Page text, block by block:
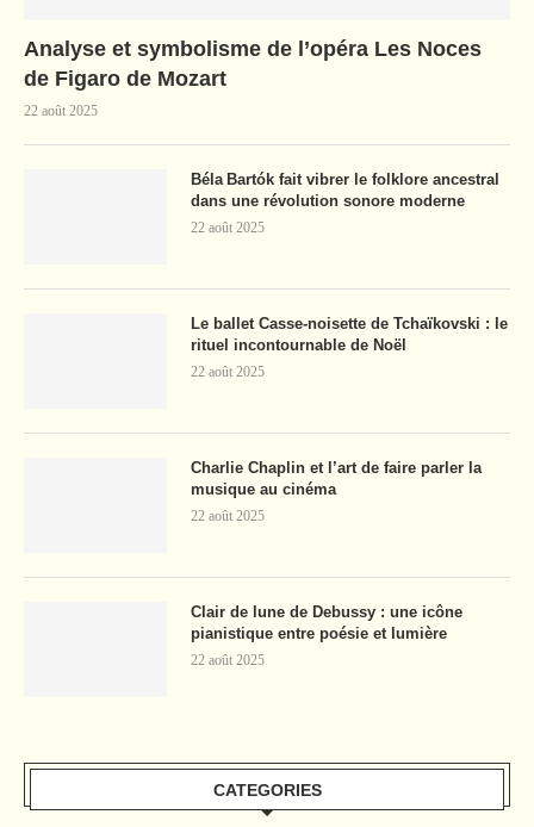
Analyse et symbolisme de l’opéra Les Noces
de Figaro de Mozart
22 août 2025
Béla Bartók fait vibrer le folklore ancestral
dans une révolution sonore moderne
22 août 2025
Le ballet Casse-noisette de Tchaïkovski : le
rituel incontournable de Noël
22 août 2025
Charlie Chaplin et l’art de faire parler la
musique au cinéma
22 août 2025
Clair de lune de Debussy : une icône
pianistique entre poésie et lumière
22 août 2025
CATEGORIES